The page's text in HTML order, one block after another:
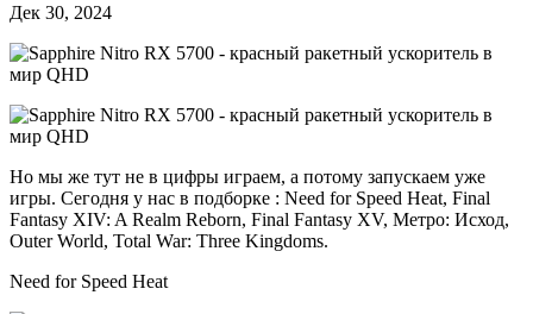
Дек 30, 2024
Но мы же тут не в цифры играем, а потому запускаем уже
игры. Сегодня у нас в подборке : Need for Speed Heat, Final
Fantasy XIV: A Realm Reborn, Final Fantasy XV, Метро: Исход,
Outer World, Total War: Three Kingdoms.
Need for Speed Heat